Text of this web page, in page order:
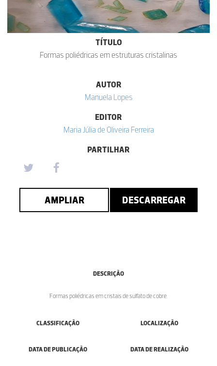
TÍTULO
Formas poliédricas em estruturas cristalinas
AUTOR
Manuela Lopes
EDITOR
Maria Júlia de Oliveira Ferreira
PARTILHAR
AMPLIAR DESCARREGAR
DESCRIÇÃO
Formas poliédricas em cristais de sulfato de cobre.
CLASSIFICAÇÃO LOCALIZAÇÃO
DATA DE PUBLICAÇÃO DATA DE REALIZAÇÃO